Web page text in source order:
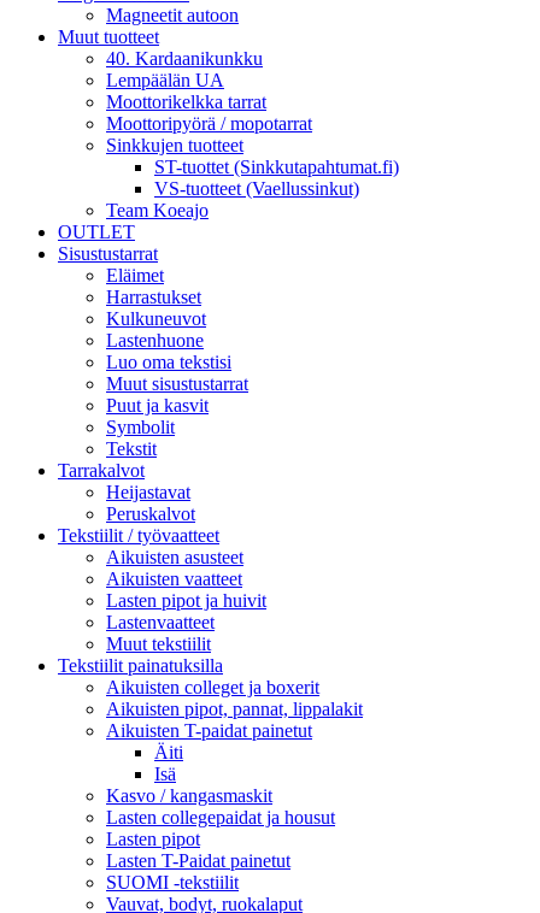
Magneetit autoon
Muut tuotteet
40. Kardaanikunkku
Lempäälän UA
Moottorikelkka tarrat
Moottoripyörä / mopotarrat
Sinkkujen tuotteet
ST-tuottet (Sinkkutapahtumat.fi)
VS-tuotteet (Vaellussinkut)
Team Koeajo
OUTLET
Sisustustarrat
Eläimet
Harrastukset
Kulkuneuvot
Lastenhuone
Luo oma tekstisi
Muut sisustustarrat
Puut ja kasvit
Symbolit
Tekstit
Tarrakalvot
Heijastavat
Peruskalvot
Tekstiilit / työvaatteet
Aikuisten asusteet
Aikuisten vaatteet
Lasten pipot ja huivit
Lastenvaatteet
Muut tekstiilit
Tekstiilit painatuksilla
Aikuisten colleget ja boxerit
Aikuisten pipot, pannat, lippalakit
Aikuisten T-paidat painetut
Äiti
Isä
Kasvo / kangasmaskit
Lasten collegepaidat ja housut
Lasten pipot
Lasten T-Paidat painetut
SUOMI -tekstiilit
Vauvat, bodyt, ruokalaput